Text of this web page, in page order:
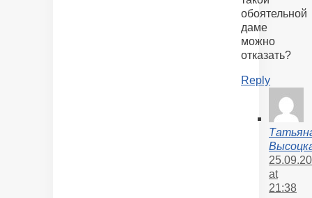
обоятельной
даме
можно
отказать?
Reply
at
21:38